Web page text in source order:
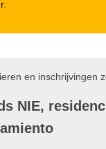
.
en inschrijvingen
NIE,